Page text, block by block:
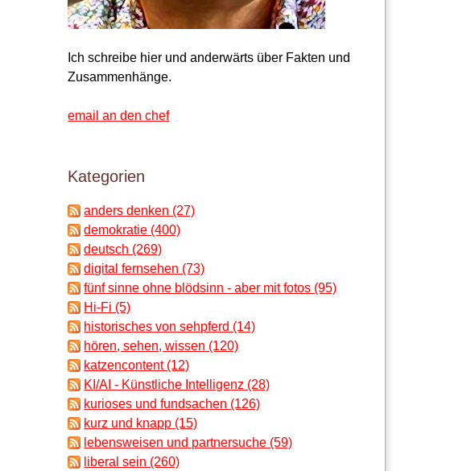
Ich schreibe hier und anderwärts über Fakten und
Zusammenhänge.
email an den chef
Kategorien
anders denken (27)
demokratie (400)
deutsch (269)
digital fernsehen (73)
fünf sinne ohne blödsinn - aber mit fotos (95)
Hi-Fi (5)
historisches von sehpferd (14)
hören, sehen, wissen (120)
katzencontent (12)
KI/AI - Künstliche Intelligenz (28)
kurioses und fundsachen (126)
kurz und knapp (15)
lebensweisen und partnersuche (59)
liberal sein (260)